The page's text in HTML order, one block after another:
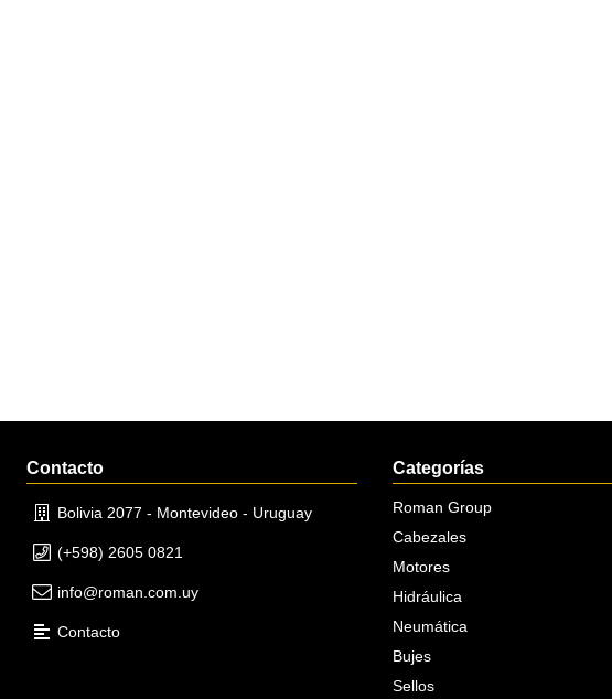
Contacto
Bolivia 2077 - Montevideo - Uruguay
(+598) 2605 0821
info@roman.com.uy
Contacto
Categorías
Roman Group
Cabezales
Motores
Hidráulica
Neumática
Bujes
Sellos